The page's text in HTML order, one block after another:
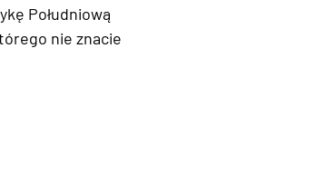
Południową
nie znacie